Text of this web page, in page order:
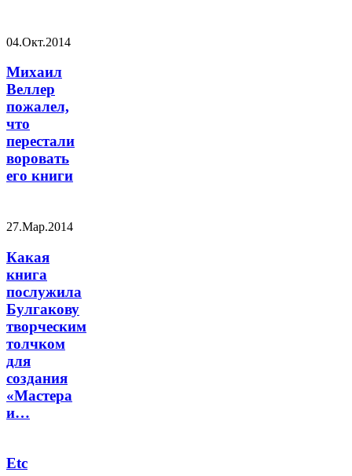
04.Окт.2014
Михаил
Веллер
пожалел,
что
перестали
воровать
его книги
27.Мар.2014
Какая
книга
послужила
Булгакову
творческим
толчком
для
создания
«Мастера
и…
Etc